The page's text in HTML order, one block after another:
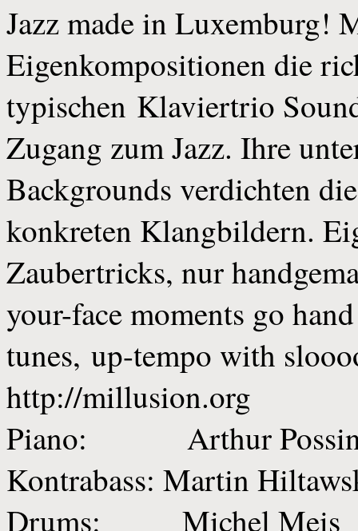
Jazz made in Luxemburg!
Eigenkompositionen die
typischen Klaviertrio
Zugang zum Jazz. Ihre
Backgrounds verdichten
konkreten Klangbildern.
Zaubertricks, nur
your-face moments go
tunes, up-tempo with
http://millusion.org
Piano: Arthur
Kontrabass: Martin
Drums: Michel Meis